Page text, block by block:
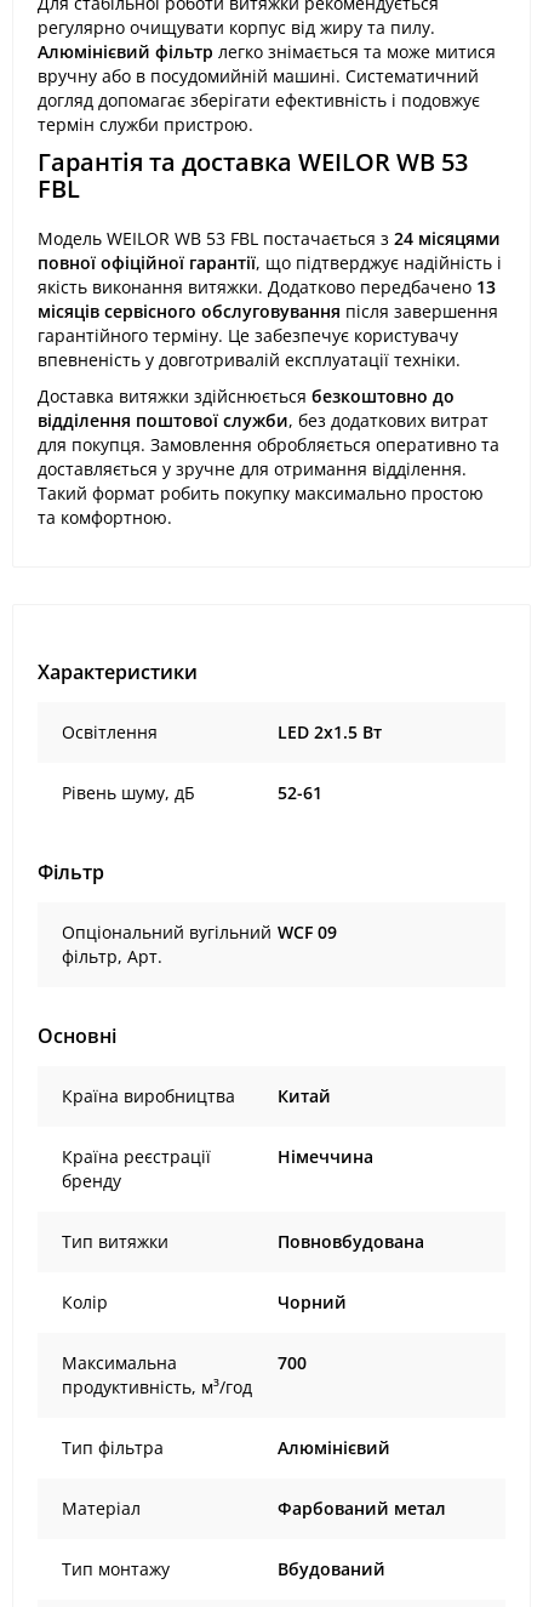
регулярно очищувати корпус від жиру та пилу.
Алюмінієвий фільтр легко знімається та може митися
вручну або в посудомийній машині. Систематичний
догляд допомагає зберігати ефективність і подовжує
термін служби пристрою.
Гарантія та доставка WEILOR WB 53
FBL
Модель WEILOR WB 53 FBL постачається з 24 місяцями
повної офіційної гарантії, що підтверджує надійність і
якість виконання витяжки. Додатково передбачено 13
місяців сервісного обслуговування після завершення
гарантійного терміну. Це забезпечує користувачу
впевненість у довготривалій експлуатації техніки.
Доставка витяжки здійснюється безкоштовно до
відділення поштової служби, без додаткових витрат
для покупця. Замовлення обробляється оперативно та
доставляється у зручне для отримання відділення.
Такий формат робить покупку максимально простою
та комфортною.
Характеристики
Освітлення LED 2х1.5 Вт
Рівень шуму, дБ 52-61
Фільтр
Опціональний вугільний
фільтр, Арт.
WCF 09
Основні
Країна виробництва Китай
Країна реєстрації
бренду
Німеччина
Тип витяжки Повновбудована
Колір Чорний
Максимальна
продуктивність, м³/год
700
Тип фільтра Алюмінієвий
Матеріал Фарбований метал
Тип монтажу Вбудований